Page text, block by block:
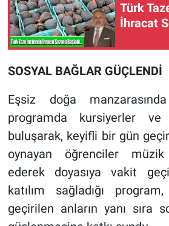
Türk
İhracat
SOSYAL BAĞLAR GÜÇLENDİ
Eşsiz doğa
programda kursiyerler
buluşarak, keyifli bir gün
oynayan öğrenciler
ederek doyasıya vakit
katılım sağladığı
geçirilen anların yanı sıra